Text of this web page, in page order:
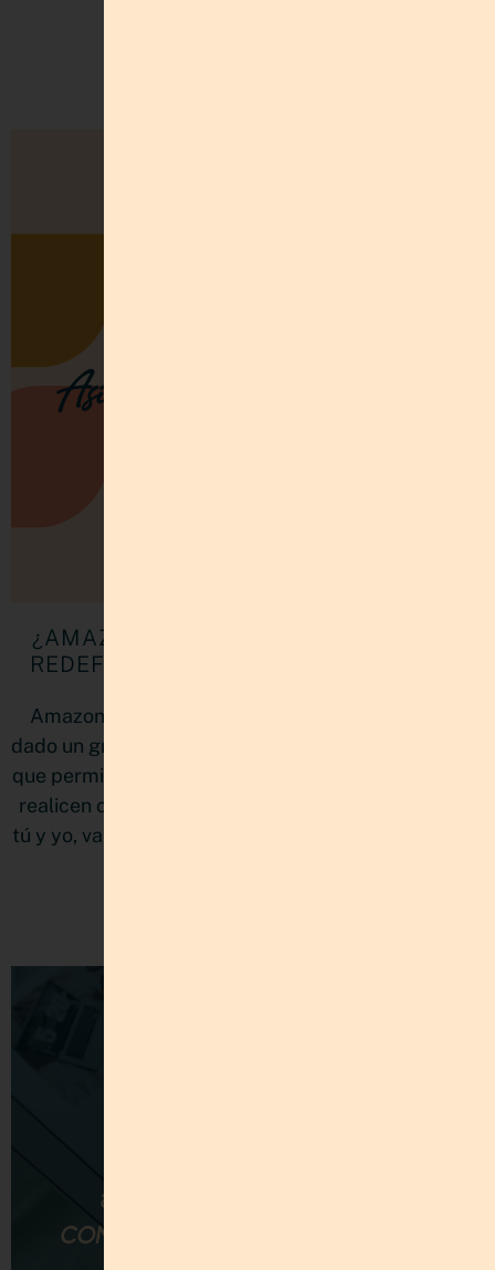
¿AMAZON Y PINTEREST JUNTOS? ASÍ
REDEFINEN LAS COMPRAS SOCIALES
Amazon, el gigante del comercio electrónico, ha
dado un gran paso al anunciar esta nueva estrategia
que permitirá que los usuarios de estas plataformas
realicen compras sin salir de las aplicaciones. Hoy,
tú y yo, vamos a desglosar este asunto en este post.